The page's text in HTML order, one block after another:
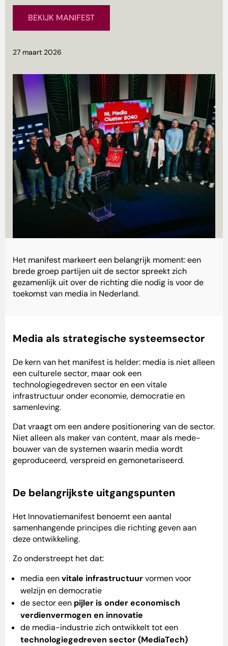
BEKIJK MANIFEST
27 maart 2026
Het manifest markeert een belangrijk moment: een
brede groep partijen uit de sector spreekt zich
gezamenlijk uit over de richting die nodig is voor de
toekomst van media in Nederland.
Media als strategische systeemsector
De kern van het manifest is helder: media is niet alleen
een culturele sector, maar ook een
technologiegedreven sector en een vitale
infrastructuur onder economie, democratie en
samenleving.
Dat vraagt om een andere positionering van de sector.
Niet alleen als maker van content, maar als mede-
bouwer van de systemen waarin media wordt
geproduceerd, verspreid en gemonetariseerd.
De belangrijkste uitgangspunten
Het Innovatiemanifest benoemt een aantal
samenhangende principes die richting geven aan
deze ontwikkeling.
Zo onderstreept het dat:
media eenvitale infrastructuurvormen voor
welzijn en democratie
de sector een pijler is onder economisch
verdienvermogen en innovatie
de media-industrie zich ontwikkelt tot een
technologiegedreven sector (MediaTech)